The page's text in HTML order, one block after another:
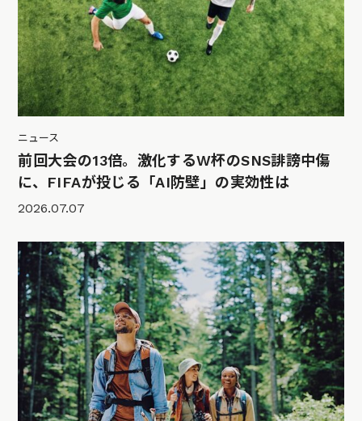
ニュース
前回大会の13倍。激化するW杯のSNS誹謗中傷
に、FIFAが投じる「AI防壁」の実効性は
2026.07.07